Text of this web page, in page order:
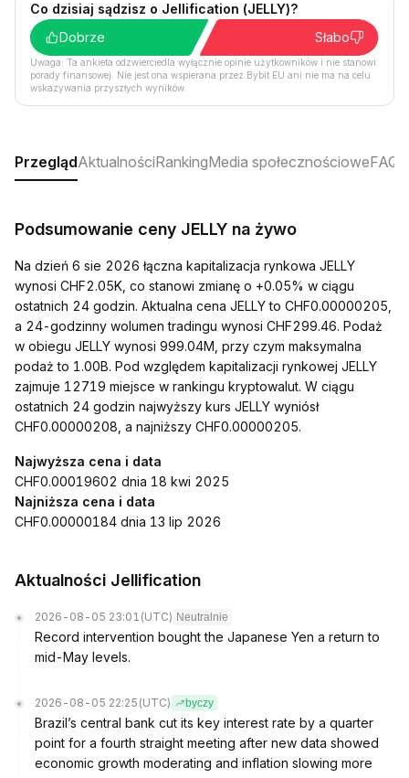
Co dzisiaj sądzisz o Jellification (JELLY)?
Dobrze
Słabo
Uwaga: Ta ankieta odzwierciedla wyłącznie opinie użytkowników i nie stanowi
porady finansowej. Nie jest ona wspierana przez Bybit EU ani nie ma na celu
wskazywania przyszłych wyników.
PrzeglądAktualnościRankingMedia społecznościoweFAQ
Podsumowanie ceny JELLY na żywo
Na dzień 6 sie 2026 łączna kapitalizacja rynkowa JELLY
wynosi CHF2.05K, co stanowi zmianę o +0.05% w ciągu
ostatnich 24 godzin. Aktualna cena JELLY to CHF0.00000205,
a 24-godzinny wolumen tradingu wynosi CHF299.46. Podaż
w obiegu JELLY wynosi 999.04M, przy czym maksymalna
podaż to 1.00B. Pod względem kapitalizacji rynkowej JELLY
zajmuje 12719 miejsce w rankingu kryptowalut. W ciągu
ostatnich 24 godzin najwyższy kurs JELLY wyniósł
CHF0.00000208, a najniższy CHF0.00000205.
Najwyższa cena i data
CHF0.00019602 dnia 18 kwi 2025
Najniższa cena i data
CHF0.00000184 dnia 13 lip 2026
Aktualności Jellification
2026-08-05 23:01 (UTC) Neutralnie
Record intervention bought the Japanese Yen a return to
mid-May levels.
2026-08-05 22:25 (UTC) byczy
Brazil’s central bank cut its key interest rate by a quarter
point for a fourth straight meeting after new data showed
economic growth moderating and inflation slowing more